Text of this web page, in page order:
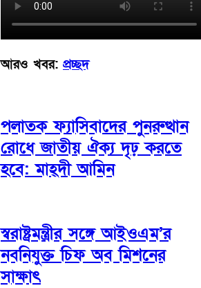
আরও খবর: প্রচ্ছদ
পলাতক ফ্যাসিবাদের পুনরুত্থান
রোধে জাতীয় ঐক্য দৃঢ় করতে
হবে: মাহ্দী আমিন
স্বরাষ্ট্রমন্ত্রীর সঙ্গে আইওএম’র
নবনিযুক্ত চিফ অব মিশনের
সাক্ষাৎ